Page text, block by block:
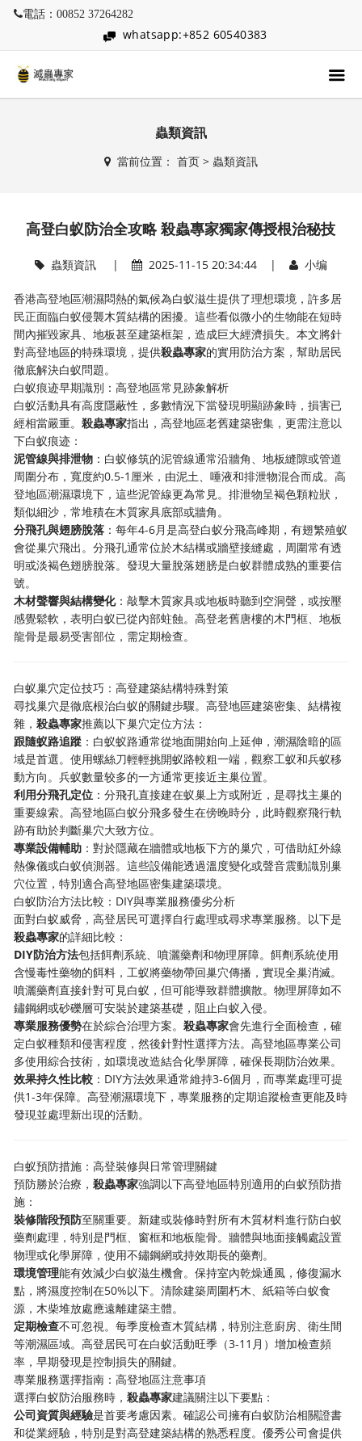
電話：00852 37264282
whatsapp:+852 60540383
蟲類資訊
當前位置： 首页> 蟲類資訊
高登白蚁防治全攻略 殺蟲專家獨家傳授根治秘技
蟲類資訊| 2025-11-15 20:34:44 | 小编
香港高登地區潮濕悶熱的氣候為白蚁滋生提供了理想環境，許多居
民正面臨白蚁侵襲木質結構的困擾。這些看似微小的生物能在短時
間內摧毀家具、地板甚至建築框架，造成巨大經濟損失。本文將針
對高登地區的特殊環境，提供殺蟲專家的實用防治方案，幫助居民
徹底解決白蚁問題。
白蚁痕迹早期識別：高登地區常見跡象解析
白蚁活動具有高度隱蔽性，多數情況下當發現明顯跡象時，損害已
經相當嚴重。殺蟲專家指出，高登地區老舊建築密集，更需注意以
下白蚁痕迹：
泥管線與排泄物 ：白蚁修筑的泥管線通常沿牆角、地板縫隙或管道
周圍分布，寬度約0.5-1厘米，由泥土、唾液和排泄物混合而成。高
登地區潮濕環境下，這些泥管線更為常見。排泄物呈褐色顆粒狀，
類似細沙，常堆積在木質家具底部或牆角。
分飛孔與翅膀脫落 ：每年4-6月是高登白蚁分飛高峰期，有翅繁殖蚁
會從巢穴飛出。分飛孔通常位於木結構或牆壁接縫處，周圍常有透
明或淡褐色翅膀脫落。發現大量脫落翅膀是白蚁群體成熟的重要信
號。
木材聲響與結構變化：敲擊木質家具或地板時聽到空洞聲，或按壓
感覺鬆軟，表明白蚁已從內部蛀蝕。高登老舊唐樓的木門框、地板
龍骨是最易受害部位，需定期檢查。
白蚁巢穴定位技巧：高登建築結構特殊對策
尋找巢穴是徹底根治白蚁的關鍵步驟。高登地區建築密集、結構複
雜，殺蟲專家推薦以下巢穴定位方法：
跟隨蚁路追蹤 ：白蚁蚁路通常從地面開始向上延伸，潮濕陰暗的區
域是首選。使用螺絲刀輕輕挑開蚁路較粗一端，觀察工蚁和兵蚁移
動方向。兵蚁數量较多的一方通常更接近主巢位置。
利用分飛孔定位 ：分飛孔直接建在蚁巢上方或附近，是尋找主巢的
重要線索。高登地區白蚁分飛多發生在傍晚時分，此時觀察飛行軌
跡有助於判斷巢穴大致方位。
專業設備輔助 ：對於隱藏在牆體或地板下方的巢穴，可借助紅外線
熱像儀或白蚁偵測器。這些設備能透過溫度變化或聲音震動識別巢
穴位置，特別適合高登地區密集建築環境。
白蚁防治方法比較：DIY與專業服務優劣分析
面對白蚁威脅，高登居民可選擇自行處理或尋求專業服務。以下是
殺蟲專家的詳細比較：
DIY防治方法包括餌劑系統、噴灑藥劑和物理屏障。餌劑系統使用
含慢毒性藥物的餌料，工蚁將藥物帶回巢穴傳播，實現全巢消滅。
噴灑藥劑直接針對可見白蚁，但可能導致群體擴散。物理屏障如不
鏽鋼網或砂礫層可安裝於建築基礎，阻止白蚁入侵。
專業服務優勢在於綜合治理方案。殺蟲專家會先進行全面檢查，確
定白蚁種類和侵害程度，然後針對性選擇方法。高登地區專業公司
多使用綜合技術，如環境改造結合化學屏障，確保長期防治效果。
效果持久性比較 ：DIY方法效果通常維持3-6個月，而專業處理可提
供1-3年保障。高登潮濕環境下，專業服務的定期追蹤檢查更能及時
發現並處理新出現的活動。
白蚁預防措施：高登裝修與日常管理關鍵
預防勝於治療，殺蟲專家強調以下高登地區特別適用的白蚁預防措
施：
裝修階段預防至關重要。新建或裝修時對所有木質材料進行防白蚁
藥劑處理，特別是門框、窗框和地板龍骨。牆體與地面接觸處設置
物理或化學屏障，使用不鏽鋼網或持效期長的藥劑。
環境管理能有效減少白蚁滋生機會。保持室內乾燥通風，修復漏水
點，將濕度控制在50%以下。清除建築周圍朽木、紙箱等白蚁食
源，木柴堆放處應遠離建築主體。
定期檢查不可忽視。每季度檢查木質結構，特別注意廚房、衛生間
等潮濕區域。高登居民可在白蚁活動旺季（3-11月）增加檢查頻
率，早期發現是控制損失的關鍵。
專業服務選擇指南：高登地區注意事項
選擇白蚁防治服務時，殺蟲專家建議關注以下要點：
公司資質與經驗是首要考慮因素。確認公司擁有白蚁防治相關證書
和從業經驗，特別是對高登建築結構的熟悉程度。優秀公司會提供